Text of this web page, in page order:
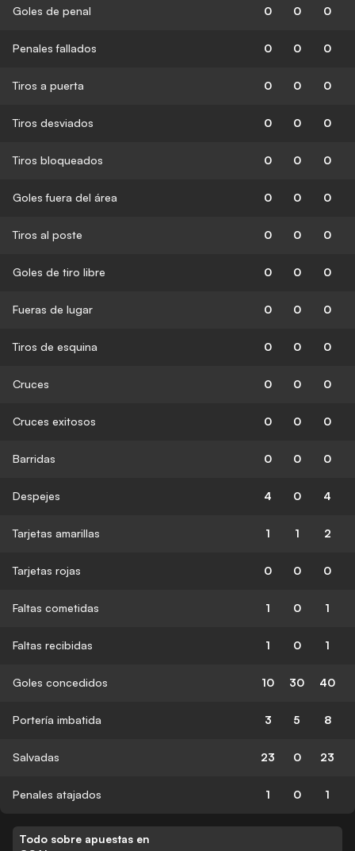
Goles de penal 0 0 0
Penales fallados 0 0 0
Tiros a puerta 0 0 0
Tiros desviados 0 0 0
Tiros bloqueados 0 0 0
Goles fuera del área 0 0 0
Tiros al poste 0 0 0
Goles de tiro libre 0 0 0
Fueras de lugar 0 0 0
Tiros de esquina 0 0 0
Cruces 0 0 0
Cruces exitosos 0 0 0
Barridas 0 0 0
Despejes 4 0 4
Tarjetas amarillas 1 1 2
Tarjetas rojas 0 0 0
Faltas cometidas 1 0 1
Faltas recibidas 1 0 1
Goles concedidos 10 30 40
Portería imbatida 3 5 8
Salvadas 23 0 23
Penales atajados 1 0 1
Todo sobre apuestas en